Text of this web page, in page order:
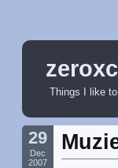
Things I like
29
Dec
2007